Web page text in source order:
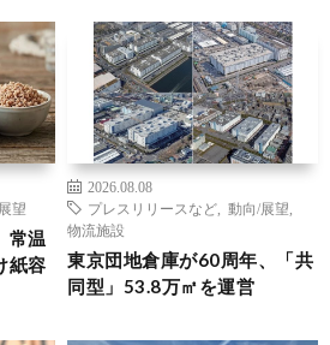
望
常温
紙容
2026.08.08
プレスリリースなど
動向/展望
物流施設
東京団地倉庫が60周年、「共
同型」53.8万㎡を運営